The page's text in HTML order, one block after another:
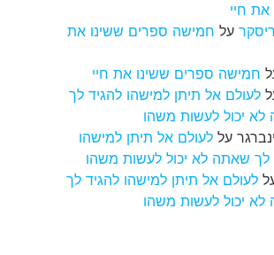
את חיי
על חמישה ספרים ששינו את
חמישה ספרים ששינו את חיי
לעולם אל תיתן למישהו להגיד לך
יכול לעשות משהו
על לעולם אל תיתן למישהו
לך שאתה לא יכול לעשות משהו
לעולם אל תיתן למישהו להגיד לך
יכול לעשות משהו